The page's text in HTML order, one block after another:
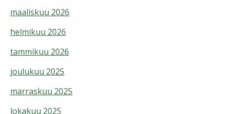
maaliskuu 2026
helmikuu 2026
tammikuu 2026
joulukuu 2025
marraskuu 2025
lokakuu 2025